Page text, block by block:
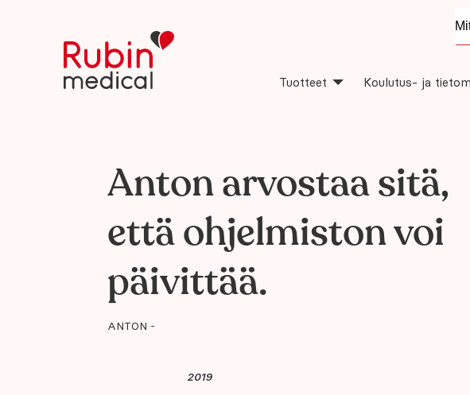
Tuotteet Koulutus- ja
Anton arvostaa sitä,
että ohjelmiston voi
päivittää.
ANTON -
2019